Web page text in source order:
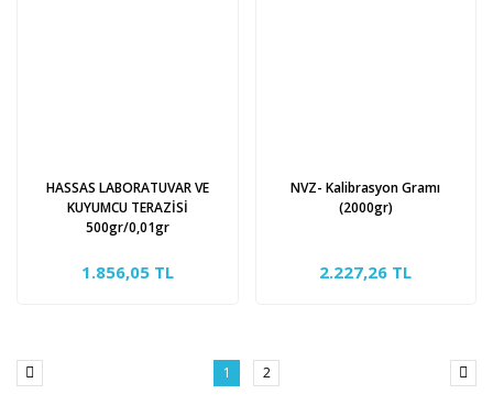
HASSAS LABORATUVAR VE
KUYUMCU TERAZİSİ
500gr/0,01gr
1.856,05 TL
NVZ- Kalibrasyon Gramı
(2000gr)
2.227,26 TL
1 2